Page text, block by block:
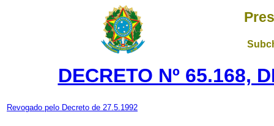
DECRETO Nº 65.168,
Revogado pelo Decreto de 27.5.1992